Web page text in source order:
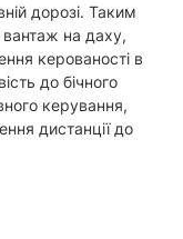
дорозі. Таким
на даху,
керованості в
до бічного
керування,
дистанції до